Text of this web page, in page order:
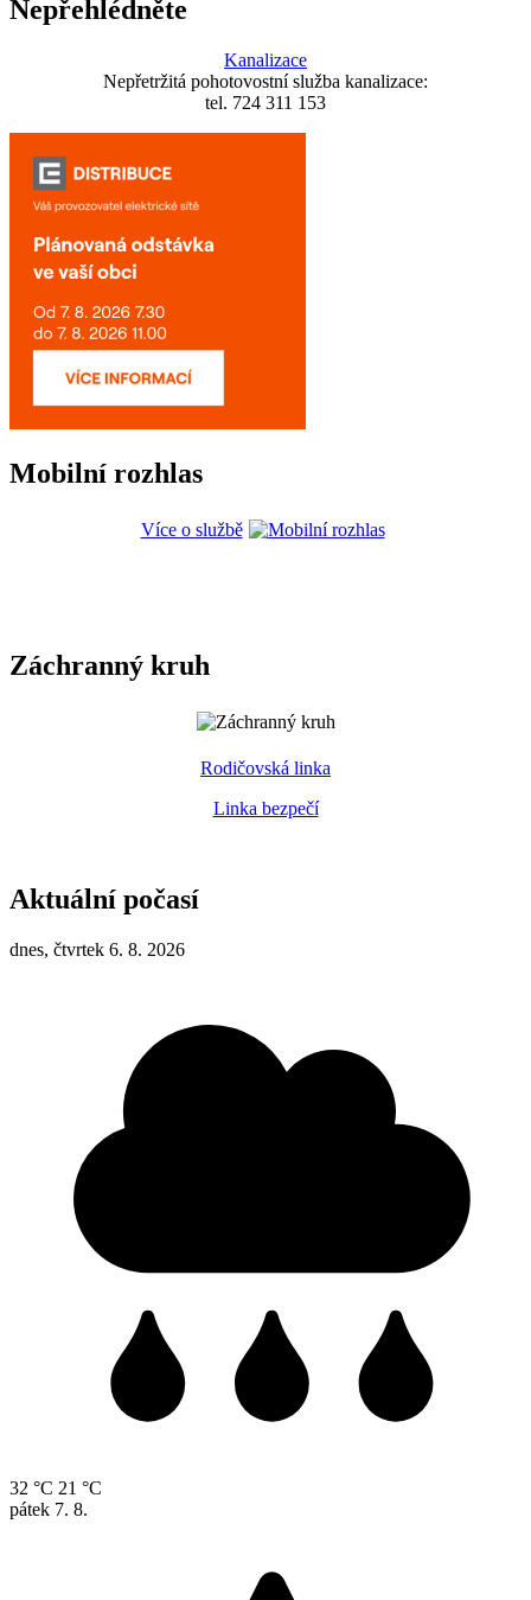
Nepřehlédněte
Kanalizace
Nepřetržitá pohotovostní služba kanalizace:
tel. 724 311 153
Mobilní rozhlas
Více o službě
Záchranný kruh
Rodičovská linka
Linka bezpečí
Aktuální počasí
dnes, čtvrtek 6. 8. 2026
32 °C 21 °C
pátek 7. 8.